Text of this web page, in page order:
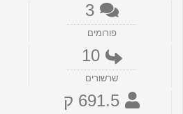
3
פורומים
10
שרשורים
691.5 ק